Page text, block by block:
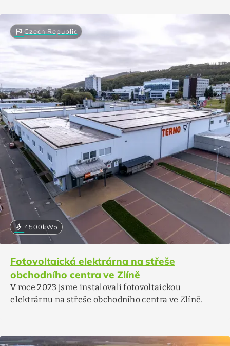
flag Czech Republic
bolt4500kWp
Fotovoltaická elektrárna na střeše
obchodního centra ve Zlíně
V roce 2023 jsme instalovali fotovoltaickou
elektrárnu na střeše obchodního centra ve Zlíně.